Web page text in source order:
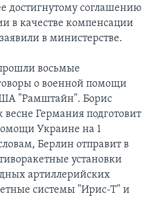
достигнутому соглашению
в качестве компенсации
в министерстве.
восьмые
о военной помощи
"Рамштайн". Борис
весне Германия подготовит
Украине на 1
Берлин отправит в
установки
артиллерийских
системы "Ирис-Т" и